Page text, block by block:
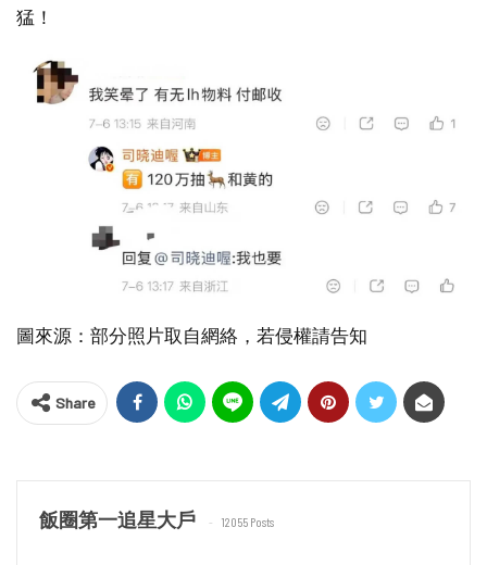
猛！
圖來源：部分照片取自網絡，若侵權請告知
Share
飯圈第一追星大戶 12055 Posts